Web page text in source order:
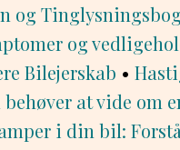
og
og
Bilejerskab •
at vide om
i din bil: